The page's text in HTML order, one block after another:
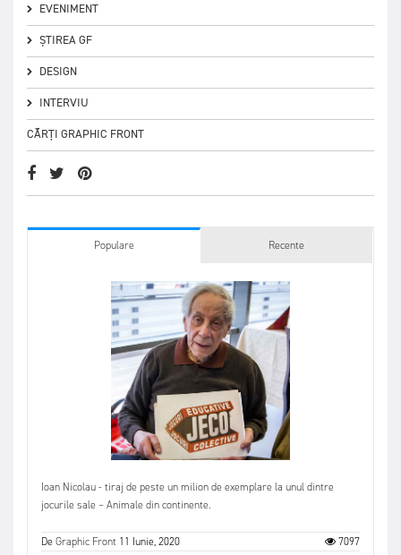
EVENIMENT
ȘTIREA GF
DESIGN
INTERVIU
CĂRȚI GRAPHIC FRONT
Populare Recente
Ioan Nicolau - tiraj de peste un milion de exemplare la unul dintre
jocurile sale – Animale din continente.
DeGraphic Front 11 Iunie, 2020 7097